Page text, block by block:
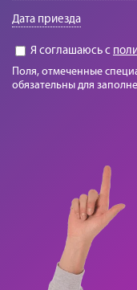
Дата приезда
Я соглашаюсь с
Поля, отмеченные
обязательны для